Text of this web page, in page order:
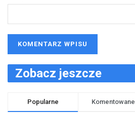
Zobacz jeszcze
Popularne Komentowane